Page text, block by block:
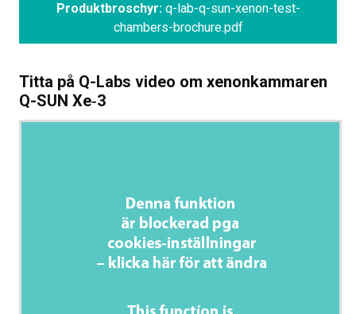
Produktbroschyr:q-lab-q-sun-xenon-test-
chambers-brochure.pdf
Titta på Q-Labs video om xenonkammaren
Q-SUN Xe‑3